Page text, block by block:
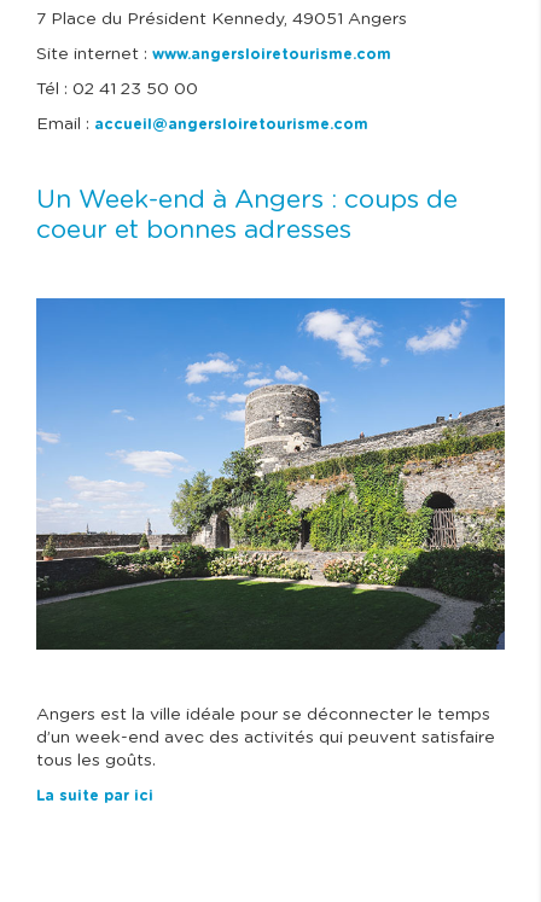
7 Place du Président Kennedy, 49051 Angers
Site internet : www.angersloiretourisme.com
Tél : 02 41 23 50 00
Email : accueil@angersloiretourisme.com
Un Week-end à Angers : coups de
coeur et bonnes adresses
Angers est la ville idéale pour se déconnecter le temps
d’un week-end avec des activités qui peuvent satisfaire
tous les goûts.
La suite par ici